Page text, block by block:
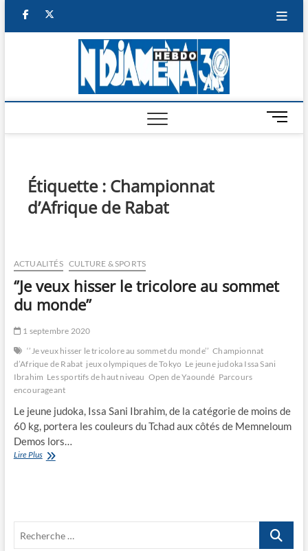
facebook
M
e
Étiquette : Championnat
d’Afrique de Rabat
ACTUALITÉS CULTURE & SPORTS
‘’Je veux hisser le tricolore au sommet
du monde’’
1 septembre 2020
‘’Je veux hisser le tricolore au sommet du monde’’ Championnat
d’Afrique de Rabat jeux olympiques de Tokyo Le jeune judoka Issa Sani
Ibrahim Les sportifs de haut niveau Open de Yaoundé Parcours
encourageant
Le jeune judoka, Issa Sani Ibrahim, de la catégorie de moins de
60 kg, portera les couleurs du Tchad aux côtés de Memneloum
Demos lors…
Lire Plus‘’Je
du
Recherche